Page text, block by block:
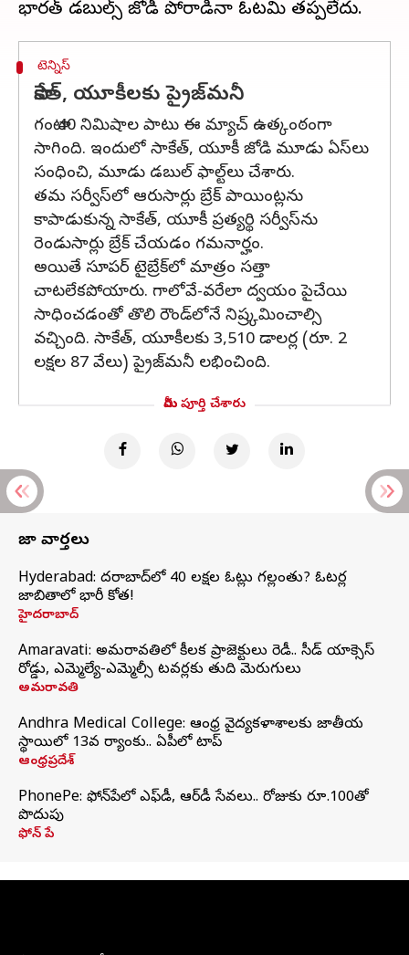
టెన్నిస్
సాకేత్, యూకీలకు ప్రైజ్‌మనీ
గంటా 40 నిమిషాల పాటు ఈ మ్యాచ్ ఉత్కంఠంగా
సాగింది. ఇందులో సాకేత్, యూకీ జోడి మూడు ఏస్‌లు
సంధించి, మూడు డబుల్ ఫాల్ట్‌లు చేశారు.
తమ సర్వీస్‌లో ఆరుసార్లు బ్రేక్ పాయింట్లను
కాపాడుకున్న సాకేత్, యూకీ ప్రత్యర్థి సర్వీస్‌ను
రెండుసార్లు బ్రేక్ చేయడం గమనార్హం.
అయితే సూపర్ టైబ్రేక్‌లో మాత్రం సత్తా
చాటలేకపోయారు. గాలోవే-వరేలా ద్వయం పైచేయి
సాధించడంతో తొలి రౌండ్‌లోనే నిష్ర్కమించాల్సి
వచ్చింది. సాకేత్, యూకీలకు 3,510 డాలర్ల (రూ. 2
లక్షల 87 వేలు) ప్రైజ్‌మనీ లభించింది.
మీరు పూర్తి చేశారు
తాజా వార్తలు
Hyderabad: హైదరాబాద్‌లో 40 లక్షల ఓట్లు గల్లంతు? ఓటర్ల
జాబితాలో భారీ కోత!
హైదరాబాద్
Amaravati: అమరావతిలో కీలక ప్రాజెక్టులు రెడీ.. సీడ్‌ యాక్సెస్‌
రోడ్డు, ఎమ్మెల్యే-ఎమ్మెల్సీ టవర్లకు తుది మెరుగులు
అమరావతి
Andhra Medical College: ఆంధ్ర వైద్యకళాశాలకు జాతీయ
స్థాయిలో 13వ ర్యాంకు.. ఏపీలో టాప్
ఆంధ్రప్రదేశ్
PhonePe: ఫోన్‌పేలో ఎఫ్‌డీ, ఆర్‌డీ సేవలు.. రోజుకు రూ.100తో
పొదుపు
ఫోన్‌ పే